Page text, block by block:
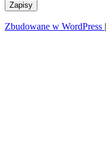
Zapisy
Zbudowane w WordPress